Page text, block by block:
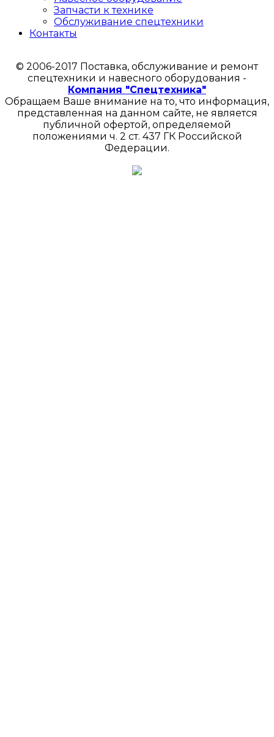
Запчасти к технике
Обслуживание спецтехники
Контакты
© 2006-2017 Поставка, обслуживание и ремонт
спецтехники и навесного оборудования -
Компания "Спецтехника"
Обращаем Ваше внимание на то, что информация,
представленная на данном сайте, не является
публичной офертой, определяемой
положениями ч. 2 ст. 437 ГК Российской
Федерации.